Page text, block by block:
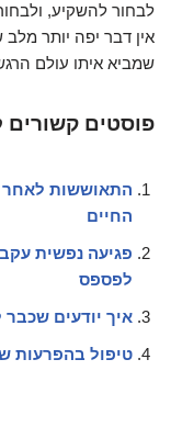
לבחור להשקיע,
אין דבר יפה יותר
שמביא איתו עולם
פוסטים קשורים
התאוששות לאחר
החיים
פגיעה נפשית
לפספס
איך יודעים שכבר לא
טיפול בהפרעות